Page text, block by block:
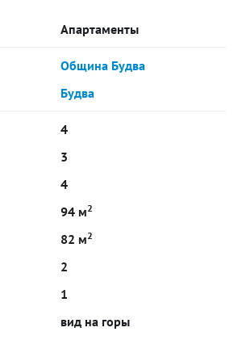
Апартаменты
Община Будва
Будва
4
3
4
94 м2
82 м2
2
1
вид на горы